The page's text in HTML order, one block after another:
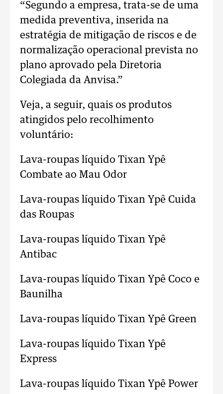
“Segundo a empresa, trata-se de uma
medida preventiva, inserida na
estratégia de mitigação de riscos e de
normalização operacional prevista no
plano aprovado pela Diretoria
Colegiada da Anvisa.”
Veja, a seguir, quais os produtos
atingidos pelo recolhimento
voluntário:
Lava-roupas líquido Tixan Ypê
Combate ao Mau Odor
Lava-roupas líquido Tixan Ypê Cuida
das Roupas
Lava-roupas líquido Tixan Ypê
Antibac
Lava-roupas líquido Tixan Ypê Coco e
Baunilha
Lava-roupas líquido Tixan Ypê Green
Lava-roupas líquido Tixan Ypê
Express
Lava-roupas líquido Tixan Ypê Power